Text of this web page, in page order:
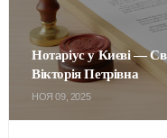
Нотаріус у Києві —
Вікторія Петрівна
НОЯ 09, 2025